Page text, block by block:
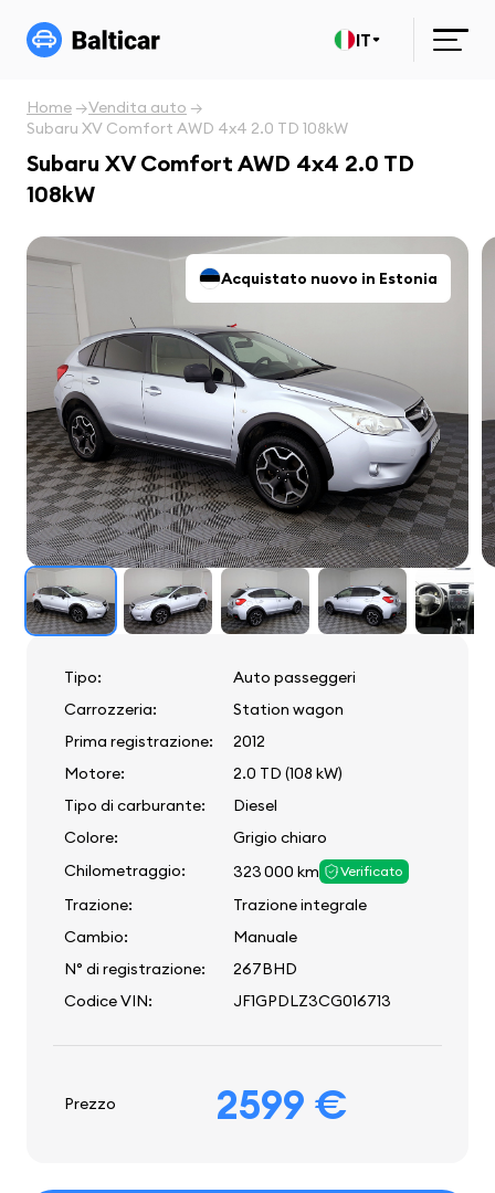
IT
Home
Vendita auto
Subaru XV Comfort AWD 4x4 2.0 TD 108kW
Subaru XV Comfort AWD 4x4 2.0 TD
108kW
Tipo:
Auto passeggeri
Carrozzeria:
Station wagon
Prima registrazione:
2012
Motore:
2.0 TD (108 kW)
Tipo di carburante:
Diesel
Colore:
Grigio chiaro
Chilometraggio:
323 000 km Verificato
Trazione:
Trazione integrale
Cambio:
Manuale
N° di registrazione:
267BHD
Codice VIN:
JF1GPDLZ3CG016713
Prezzo 2599 €
Acquistato nuovo in Estonia